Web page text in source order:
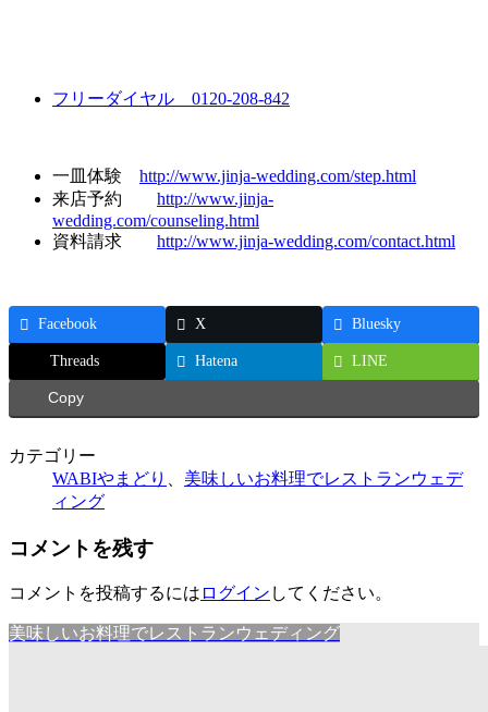
フリーダイヤル 0120-208-842
一皿体験 http://www.jinja-wedding.com/step.html
来店予約 http://www.jinja-
wedding.com/counseling.html
資料請求 http://www.jinja-wedding.com/contact.html
Facebook X Bluesky
Threads Hatena LINE
Copy
カテゴリー
WABIやまどり
美味しいお料理でレストランウェデ
ィング
コメントを残す
コメントを投稿するには ログイン してください。
美味しいお料理でレストランウェディング